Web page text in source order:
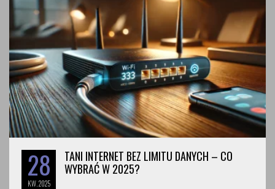
28
KW.2025
TANI INTERNET BEZ LIMITU DANYCH – CO
WYBRAĆ W 2025?